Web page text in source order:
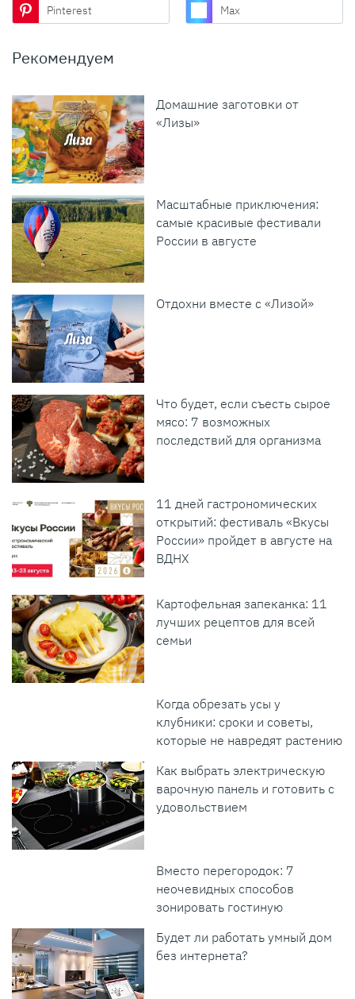
Pinterest Max
Рекомендуем
Домашние заготовки от
«Лизы»
Масштабные приключения:
самые красивые фестивали
России в августе
Отдохни вместе с «Лизой»
Что будет, если съесть сырое
мясо: 7 возможных
последствий для организма
11 дней гастрономических
открытий: фестиваль «Вкусы
России» пройдет в августе на
ВДНХ
Картофельная запеканка: 11
лучших рецептов для всей
семьи
Когда обрезать усы у
клубники: сроки и советы,
которые не навредят растению
Как выбрать электрическую
варочную панель и готовить с
удовольствием
Вместо перегородок: 7
неочевидных способов
зонировать гостиную
Будет ли работать умный дом
без интернета?